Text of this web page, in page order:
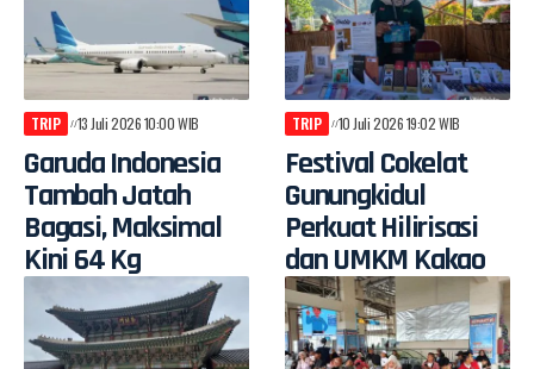
TRIP 13 Juli 2026 10:00 WIB
Garuda Indonesia
Tambah Jatah
Bagasi, Maksimal
Kini 64 Kg
TRIP 10 Juli 2026 19:02 WIB
Festival Cokelat
Gunungkidul
Perkuat Hilirisasi
dan UMKM Kakao